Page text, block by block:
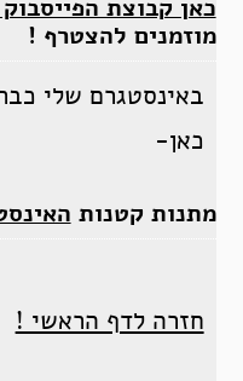
כאן קבוצת
מוזמנים להצטרף !
באינסטגרם שלי
כאן-
מתנות קטנות
חזרה לדף הראשי !